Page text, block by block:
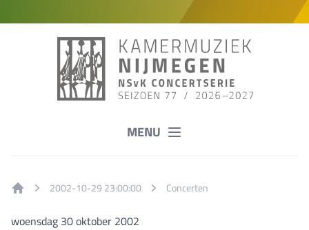
MENU
2002-10-29 23:00:00 Concerten
woensdag 30 oktober 2002